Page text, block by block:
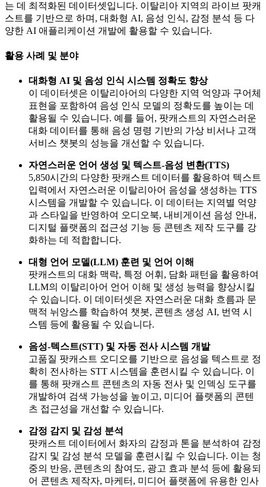
는 데 최적화된 데이터셋입니다. 이탈리아 지역의 라이브 팟캐
스트를 기반으로 하며, 대화형 AI, 음성 인식, 감정 분석 등 다
양한 AI 애플리케이션 개발에 활용할 수 있습니다.
활용 사례 및 분야
대화형 AI 및 음성 인식 시스템 정확도 향상
이 데이터셋은 이탈리아어의 다양한 지역 억양과 구어체
표현을 포함하여 음성 인식 모델의 정확도를 높이는 데
활용될 수 있습니다. 예를 들어, 팟캐스트의 자연스러운
대화 데이터를 통해 음성 명령 기반의 가상 비서나 고객
서비스 챗봇의 성능을 개선할 수 있습니다.
자연스러운 언어 생성 및 텍스트-음성 변환(TTS)
5,850시간의 다양한 팟캐스트 데이터를 활용하여 텍스트
입력에서 자연스러운 이탈리아어 음성을 생성하는 TTS
시스템을 개발할 수 있습니다. 이 데이터는 지역별 억양
과 스타일을 반영하여 오디오북, 내비게이션 음성 안내,
디지털 플랫폼의 접근성 기능 등 콘텐츠 제작 도구를 강
화하는 데 적합합니다.
대형 언어 모델(LLM) 훈련 및 언어 이해
팟캐스트의 대화 맥락, 특정 어휘, 담화 패턴을 활용하여
LLM의 이탈리아어 언어 이해 및 생성 능력을 향상시킬
수 있습니다. 이 데이터셋은 자연스러운 대화 흐름과 문
맥적 뉘앙스를 학습하여 챗봇, 콘텐츠 생성 AI, 번역 시
스템 등에 활용될 수 있습니다.
음성-텍스트(STT) 및 자동 전사 시스템 개발
고품질 팟캐스트 오디오를 기반으로 음성을 텍스트로 정
확히 전사하는 STT 시스템을 훈련시킬 수 있습니다. 이
를 통해 팟캐스트 콘텐츠의 자동 전사 및 인덱싱 도구를
개발하여 검색 가능성을 높이고, 미디어 플랫폼의 콘텐
츠 접근성을 개선할 수 있습니다.
감정 감지 및 감성 분석
팟캐스트 데이터에서 화자의 감정과 톤을 분석하여 감정
감지 및 감성 분석 모델을 훈련시킬 수 있습니다. 이는 청
중의 반응, 콘텐츠의 참여도, 광고 효과 분석 등에 활용되
어 콘텐츠 제작자, 마케터, 미디어 플랫폼에 유용한 인사